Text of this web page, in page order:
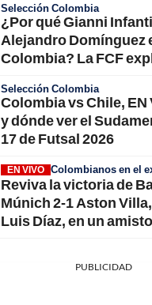
Selección Colombia
¿Por qué Gianni
Alejandro Domínguez
Colombia? La FCF
Selección Colombia
Colombia vs Chile, EN
y dónde ver el
17 de Futsal 2026
EN VIVO Colombianos en el
Reviva la victoria de
Múnich 2-1 Aston
Luis Díaz, en un
PUBLICIDAD